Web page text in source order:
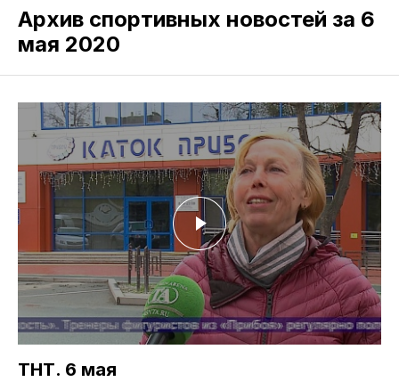
Архив спортивных новостей за 6
мая 2020
ТНТ. 6 мая